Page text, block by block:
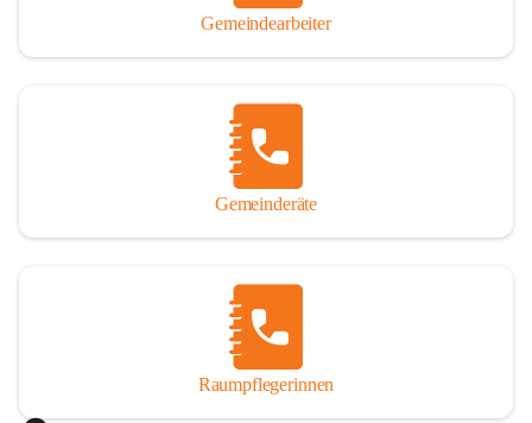
Gemeindearbeiter
Gemeinderäte
Raumpflegerinnen